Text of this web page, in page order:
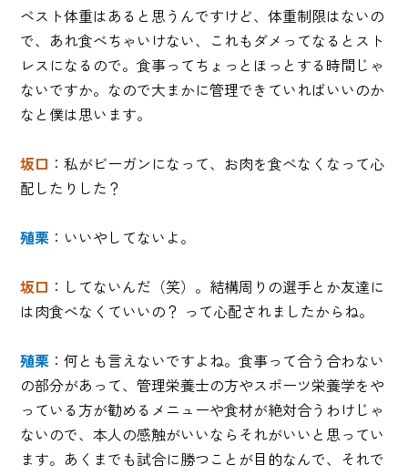
ベスト体重はあると思うんですけど、体重制限はないの
で、あれ食べちゃいけない、これもダメってなるとスト
レスになるので。食事ってちょっとほっとする時間じゃ
ないですか。なので大まかに管理できていればいいのか
なと僕は思います。
坂口 ：私がビーガンになって、お肉を食べなくなって心
配したりした？
殖栗 ：いいやしてないよ。
坂口 ：してないんだ（笑）。結構周りの選手とか友達に
は肉食べなくていいの？ って心配されましたからね。
殖栗 ：何とも言えないですよね。食事って合う合わない
の部分があって、管理栄養士の方やスポーツ栄養学をや
っている方が勧めるメニューや食材が絶対合うわけじゃ
ないので、本人の感触がいいならそれがいいと思ってい
ます。あくまでも試合に勝つことが目的なんで、それで